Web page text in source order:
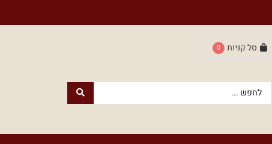
סל קניות 0